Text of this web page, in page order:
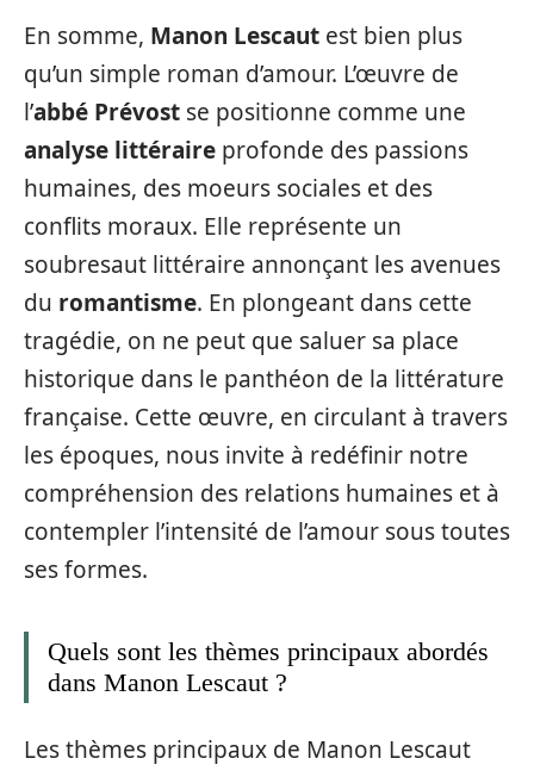
En somme, Manon Lescaut est bien plus
qu’un simple roman d’amour. L’œuvre de
l’abbé Prévost se positionne comme une
analyse littéraire profonde des passions
humaines, des moeurs sociales et des
conflits moraux. Elle représente un
soubresaut littéraire annonçant les avenues
du romantisme. En plongeant dans cette
tragédie, on ne peut que saluer sa place
historique dans le panthéon de la littérature
française. Cette œuvre, en circulant à travers
les époques, nous invite à redéfinir notre
compréhension des relations humaines et à
contempler l’intensité de l’amour sous toutes
ses formes.
Quels sont les thèmes principaux abordés
dans Manon Lescaut ?
Les thèmes principaux de Manon Lescaut